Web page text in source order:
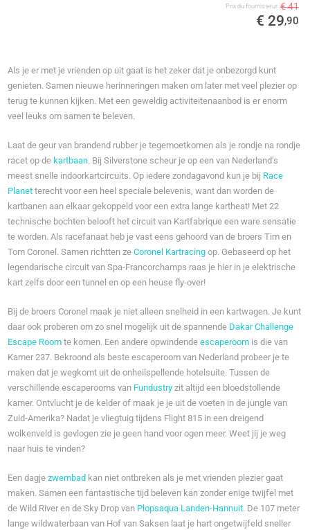
Prix ​​du fournisseur € 41
€ 29,90
Als je er met je vrienden op uit gaat is het zeker dat je onbezorgd kunt
genieten. Samen nieuwe herinneringen maken om later met veel plezier op
terug te kunnen kijken. Met een geweldig activiteitenaanbod is er enorm
veel leuks om samen te beleven.
Laat de geur van brandend rubber je tegemoetkomen als je rondje na rondje
racet op de kartbaan. Bij Silverstone scheur je op een van Nederland’s
meest snelle indoorkartcircuits. Op iedere zondagavond kun je bij Race
Planet terecht voor een heel speciale belevenis, want dan worden de
kartbanen aan elkaar gekoppeld voor een extra lange kartheat! Met 22
technische bochten belooft het circuit van Kartfabrique een ware sensatie
te worden. Als racefanaat heb je vast eens gehoord van de broers Tim en
Tom Coronel. Samen richtten zeCoronel Kartracing op. Gebaseerd op het
legendarische circuit van Spa-Francorchamps raas je hier in je elektrische
kart zelfs door een tunnel en op een heuse fly-over!
Bij de broers Coronel maak je niet alleen snelheid in een kartwagen. Je kunt
daar ook proberen om zo snel mogelijk uit de spannende Dakar Challenge
Escape Room te komen. Een andere opwindendeescaperoom is die van
Kamer 237. Bekroond als beste escaperoom van Nederland probeer je te
maken dat je wegkomt uit de onheilspellende hotelsuite. Tussen de
verschillende escaperooms van Fundustry zit altijd een bloedstollende
kamer. Ontvlucht je de kelder of maak je je uit de voeten in de jungle van
Zuid-Amerika? Nadat je vliegtuig tijdens Flight 815 in een dreigend
wolkenveld is gevlogen zie je geen hand voor ogen meer. Weet jij je weg
naar huis te vinden?
Een dagjezwembad kan niet ontbreken als je met vrienden plezier gaat
maken. Samen een fantastische tijd beleven kan zonder enige twijfel met
de Wild River en de Sky Drop van Plopsaqua Landen-Hannuit. De 107 meter
lange wildwaterbaan van Hof van Saksen laat je hart ongetwijfeld sneller